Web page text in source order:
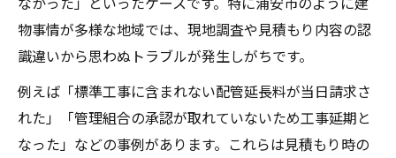
物事情が多様な地域では、現地調査や見積もり内容の認
識違いから思わぬトラブルが発生しがちです。
例えば「標準工事に含まれない配管延長料が当日請求さ
れた」「管理組合の承認が取れていないため工事延期と
なった」などの事例があります。これらは見積もり時の